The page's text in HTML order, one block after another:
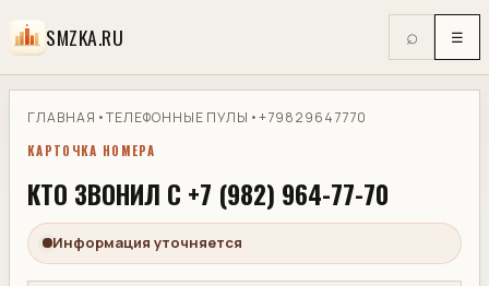
SMZKA.RU ⌕ ☰
ГЛАВНАЯ •ТЕЛЕФОННЫЕ ПУЛЫ •+79829647770
КАРТОЧКА НОМЕРА
КТО ЗВОНИЛ С +7 (982) 964-77-70
Информация уточняется